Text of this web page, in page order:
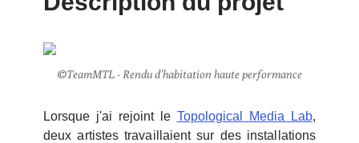
©TeamMTL - Rendu d'habitation haute performance
Lorsque j'ai rejoint le Topological Media Lab,
deux artistes travaillaient sur des installations